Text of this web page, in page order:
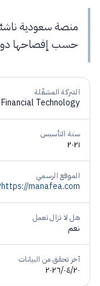
منصة سعودية
حسب إفصاحها دون
الشركة المشغّلة
Technology
سنة التأسيس
٢٠٢١
الموقع الرسمي
https://manafea.com
هل لا تزال تعمل
نعم
آخر تحقق من البيانات
٢٠٢٦/٠٤/٢٠